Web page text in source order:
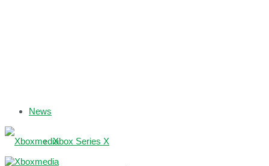
News
Xbox Series X